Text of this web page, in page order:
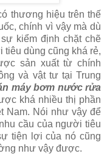
thương hiệu trên thế
chính vì vậy mà dù
kiểm định chặt chẽ
dùng cũng khá rẻ,
sản xuất từ chính
và vật tư tại Trung
máy bơm nước rửa
khá nhiều thị phần
Nam. Nói như vậy để
cầu của người tiêu
tiện lợi của nó cũng
như vậy được.